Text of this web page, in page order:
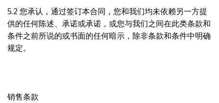
5.2 您承认，通过签订本合同，您和我们均未依赖另一方提
供的任何陈述、承诺或承诺，或您与我们之间在此类条款和
条件之前所说的或书面的任何暗示，除非条款和条件中明确
规定。
销售条款